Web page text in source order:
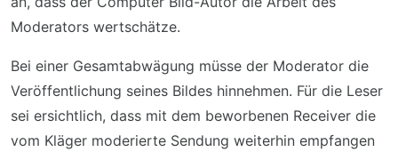
Moderators wertschätze.
Bei einer Gesamtabwägung müsse der Moderator die
Veröffentlichung seines Bildes hinnehmen. Für die Leser
sei ersichtlich, dass mit dem beworbenen Receiver die
vom Kläger moderierte Sendung weiterhin empfangen